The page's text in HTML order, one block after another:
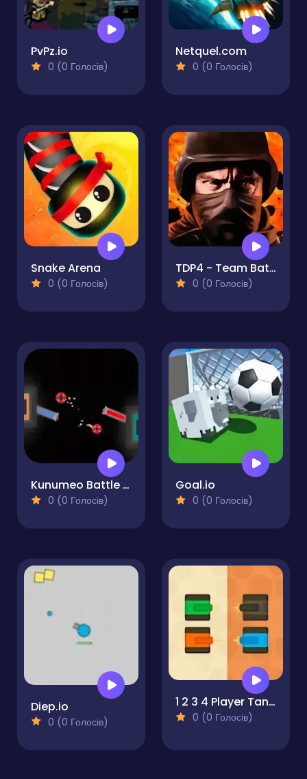
PvPz.io
0 (0 Голосів)
Netquel.com
0 (0 Голосів)
Snake Arena
0 (0 Голосів)
TDP4 - Team Battle
0 (0 Голосів)
Kunumeo Battle Online
0 (0 Голосів)
Goal.io
0 (0 Голосів)
Diep.io
0 (0 Голосів)
1 2 3 4 Player Tank Game 2D
0 (0 Голосів)